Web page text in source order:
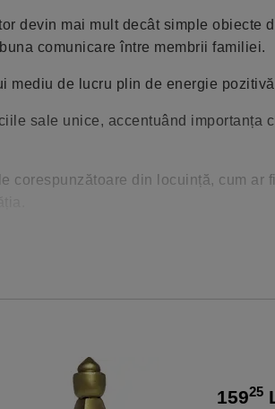
devin mai mult decât simple obiecte
comunicare între membrii familiei.
mediu de lucru plin de energie
sale unice, accentuând importanța
corespunzătoare din locuință, cum ar
unui spațiu armonios și
15925